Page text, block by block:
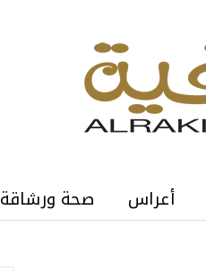
أعراس صحة ورشاقة